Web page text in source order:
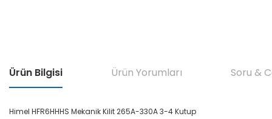
Ürün Bilgisi Ürün Yorumları Soru &
Himel HFR6HHHS Mekanik Kilit 265A-330A 3-4 Kutup